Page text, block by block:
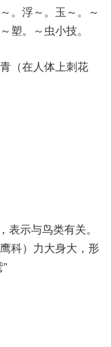
。浮～。玉～。～
塑。～虫小技。
（在人体上刺花
表示与鸟类有关。
科）力大身大，形